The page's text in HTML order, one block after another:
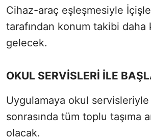
Cihaz-araç eşleşmesiyle
tarafından konum takibi daha
gelecek.
OKUL SERVİSLERİ İLE
Uygulamaya okul
sonrasında tüm toplu taşıma
olacak.